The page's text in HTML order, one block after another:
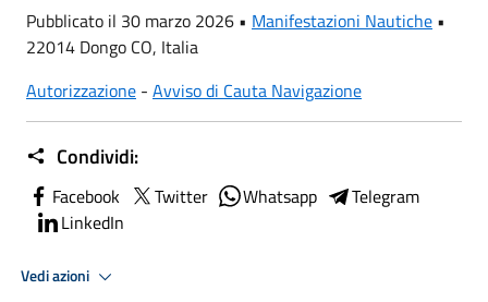
Pubblicato il 30 marzo 2026 • Manifestazioni Nautiche •
22014 Dongo CO, Italia
Autorizzazione - Avviso di Cauta Navigazione
Condividi:
Facebook Twitter Whatsapp
Telegram
LinkedIn
Vedi azioni